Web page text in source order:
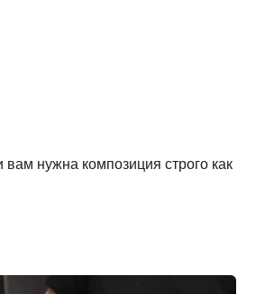
нужна композиция строго как